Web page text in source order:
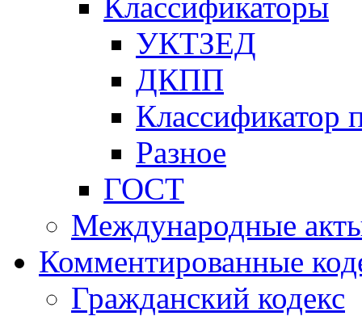
УКТЗЕД
ДКПП
Классификатор
Разное
ГОСТ
Международные
Комментированные
Гражданский кодекс